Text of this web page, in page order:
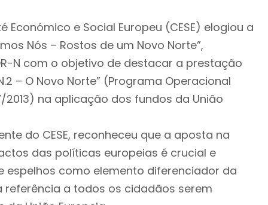
Económico e Social Europeu (CESE) elogiou a
Nós – Rostos de um Novo Norte”,
N com o objetivo de destacar a prestação
– O Novo Norte” (Programa Operacional
2013) na aplicação dos fundos da União
do CESE, reconheceu que a aposta na
das políticas europeias é crucial e
espelhos como elemento diferenciador da
a todos os cidadãos serem